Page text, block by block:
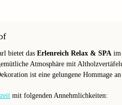
bietet das Erlenreich Relax & SPA im
Atmosphäre mit
ist eine gelungene Hommage an
mit folgenden Annehmlichkeiten: